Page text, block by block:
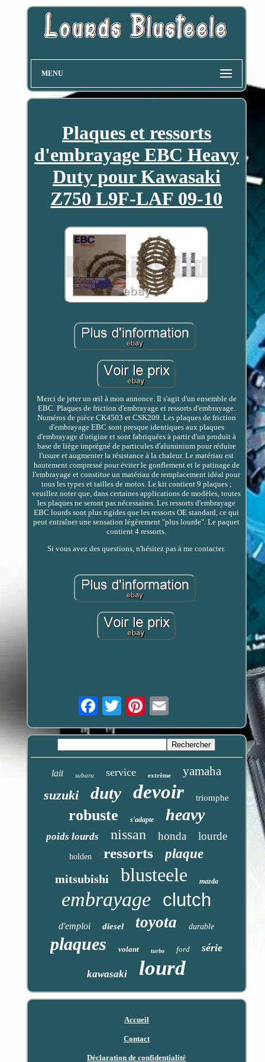
MENU
Plaques et ressorts
d'embrayage EBC Heavy
Duty pour Kawasaki
Z750 L9F-LAF 09-10
Merci de jeter un œil à mon annonce. Il s'agit d'un ensemble de
EBC. Plaques de friction d'embrayage et ressorts d'embrayage.
Numéros de pièce CK4503 et CSK209. Les plaques de friction
d'embrayage EBC sont presque identiques aux plaques
d'embrayage d'origine et sont fabriquées à partir d'un produit à
base de liège imprégné de particules d'aluminium pour réduire
l'usure et augmenter la résistance à la chaleur. Le matériau est
hautement compressé pour éviter le gonflement et le patinage de
l'embrayage et constitue un matériau de remplacement idéal pour
tous les types et tailles de motos. Le kit contient 9 plaques ;
veuillez noter que, dans certaines applications de modèles, toutes
les plaques ne seront pas nécessaires. Les ressorts d'embrayage
EBC lourds sont plus rigides que les ressorts OE standard, ce qui
peut entraîner une sensation légèrement "plus lourde". Le paquet
contient 4 ressorts.
Si vous avez des questions, n'hésitez pas à me contacter.
Email
lait subaru service extrême yamaha
suzuki duty devoir triomphe
robuste s'adapte heavy
poids lourds nissan honda lourde
holden ressorts plaque
mitsubishi blusteele mazda
embrayage clutch
d'emploi diesel toyota durable
plaques volant turbo ford série
kawasaki lourd
Accueil
Contact
Déclaration de confidentialité